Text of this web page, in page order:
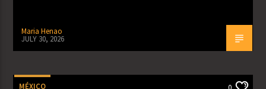
Maria Henao
JULY 30, 2026
MÉXICO